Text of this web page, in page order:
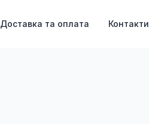
Доставка та оплата Контакти